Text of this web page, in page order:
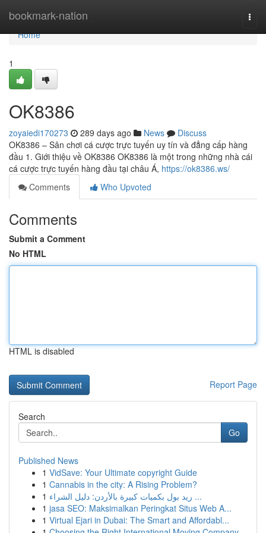
bookmark-nation
Home
Home
1
OK8386
zoyaiedi170273 289 days ago News
Discuss
OK8386 – Sân chơi cá cược trực tuyến uy tín và đẳng cấp hàng
đầu 1. Giới thiệu về OK8386 OK8386 là một trong những nhà cái
cá cược trực tuyến hàng đầu tại châu Á, https://ok8386.ws/
Comments
Who Upvoted
Comments
Submit a Comment
No HTML
HTML is disabled
Report Page
Search
Go
Published News
1 VidSave: Your Ultimate copyright Guide
1 Cannabis in the city: A Rising Problem?
1
ريد بول بكميات كبيرة بالأردن: دليل الشراء ...
1 jasa SEO: Maksimalkan Peringkat Situs Web A...
1 Virtual Ejari in Dubai: The Smart and Affordabl...